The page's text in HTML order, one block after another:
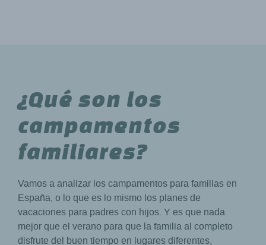
¿Qué son los
campamentos
familiares?
Vamos a analizar los campamentos para familias en
España, o lo que es lo mismo los planes de
vacaciones para padres con hijos. Y es que nada
mejor que el verano para que la familia al completo
disfrute del buen tiempo en lugares diferentes,